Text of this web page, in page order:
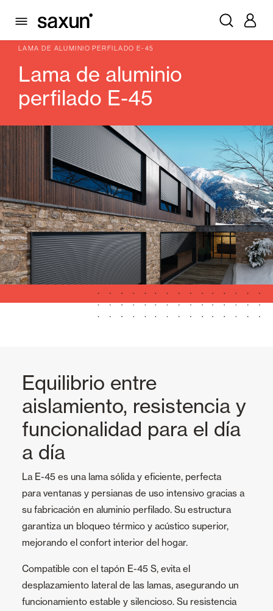
PRODUCTOS
PERSIANAS ENROLLABLES Y CAJONES
LAMA DE ALUMINIO PERFILADO E-45
Lama de aluminio
perfilado E-45
Equilibrio entre
aislamiento, resistencia y
funcionalidad para el día
a día
La E-45 es una lama sólida y eficiente, perfecta
para ventanas y persianas de uso intensivo gracias a
su fabricación en aluminio perfilado. Su estructura
garantiza un bloqueo térmico y acústico superior,
mejorando el confort interior del hogar.
Compatible con el tapón E-45 S, evita el
desplazamiento lateral de las lamas, asegurando un
funcionamiento estable y silencioso. Su resistencia